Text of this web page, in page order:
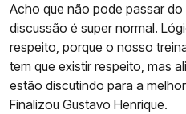
Acho que não pode passar do
discussão é super normal.
respeito, porque o nosso
tem que existir respeito, mas
estão discutindo para a
Finalizou Gustavo Henrique.